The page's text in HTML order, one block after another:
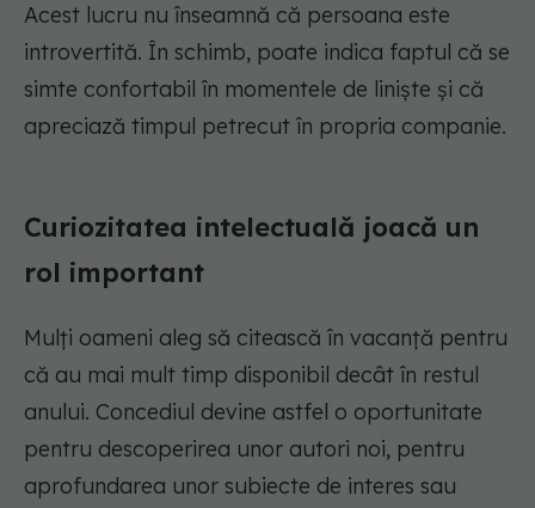
Acest lucru nu înseamnă că persoana este
introvertită. În schimb, poate indica faptul că se
simte confortabil în momentele de liniște și că
apreciază timpul petrecut în propria companie.
Curiozitatea intelectuală joacă un
rol important
Mulți oameni aleg să citească în vacanță pentru
că au mai mult timp disponibil decât în restul
anului. Concediul devine astfel o oportunitate
pentru descoperirea unor autori noi, pentru
aprofundarea unor subiecte de interes sau